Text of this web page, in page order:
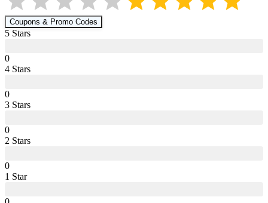
Coupons & Promo Codes
5 Stars
0
4 Stars
0
3 Stars
0
2 Stars
0
1 Star